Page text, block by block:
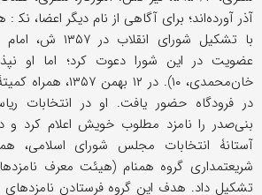
آذر آورده‌اند؛ برای آگاهی از نام دیگر اعضا، نک‍ :
با تشکیل شورای
خان‌محمدی، ۱۰). در ۱۲
بنی‌صدر را نامزد مطلوب خویش اعلام کرد و
آستانۀ انتخابات مجلس شورای اسلامی،
شریعتمداری گروه همنام (هیئت معرف
تشکیل داد. هدف این گروه فرستادن